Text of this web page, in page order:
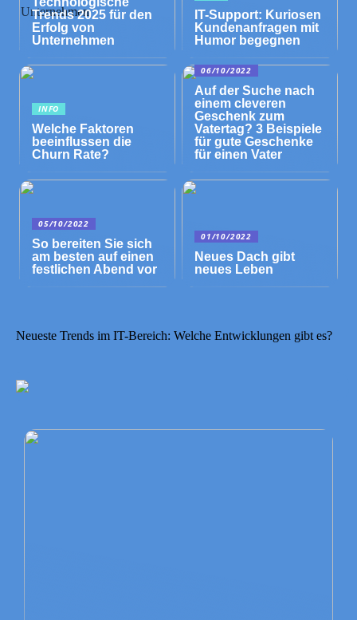
Trends 2025 für den
Erfolg von
Unternehmen
IT-Support: Kuriosen
Kundenanfragen mit
Humor begegnen
INFO
Welche Faktoren
beeinflussen die
Churn Rate?
06/10/2022
Auf der Suche nach
einem cleveren
Geschenk zum
Vatertag? 3 Beispiele
für gute Geschenke
für einen Vater
05/10/2022
So bereiten Sie sich
am besten auf einen
festlichen Abend vor
01/10/2022
Neues Dach gibt
neues Leben
Neueste Trends im IT-Bereich: Welche Entwicklungen gibt es?